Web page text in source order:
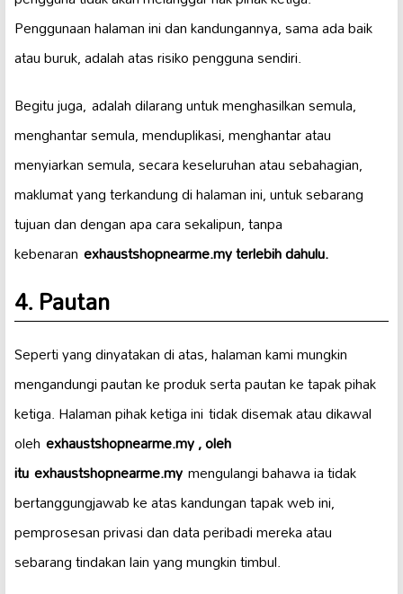
Penggunaan halaman ini dan kandungannya, sama ada baik
atau buruk, adalah atas risiko pengguna sendiri.
Begitu juga, adalah dilarang untuk menghasilkan semula,
menghantar semula, menduplikasi, menghantar atau
menyiarkan semula, secara keseluruhan atau sebahagian,
maklumat yang terkandung di halaman ini, untuk sebarang
tujuan dan dengan apa cara sekalipun, tanpa
kebenaran exhaustshopnearme.my terlebih dahulu.
4. Pautan
Seperti yang dinyatakan di atas, halaman kami mungkin
mengandungi pautan ke produk serta pautan ke tapak pihak
ketiga. Halaman pihak ketiga ini tidak disemak atau dikawal
oleh exhaustshopnearme.my , oleh
ituexhaustshopnearme.mymengulangi bahawa ia tidak
bertanggungjawab ke atas kandungan tapak web ini,
pemprosesan privasi dan data peribadi mereka atau
sebarang tindakan lain yang mungkin timbul.